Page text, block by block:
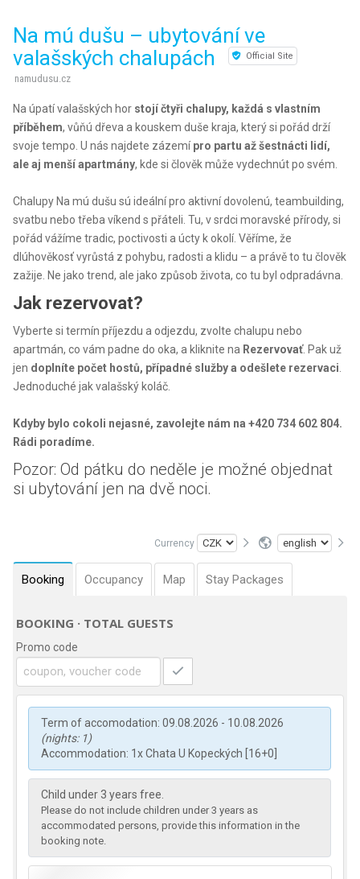
Na mú dušu – ubytování ve
valašských chalupách
Official Site
namudusu.cz
Na úpatí valašských hor stojí čtyři chalupy, každá s vlastním
příběhem, vůňú dřeva a kouskem duše kraja, který si pořád drží
svoje tempo. U nás najdete zázemípro partu až šestnácti lidí,
ale aj menší apartmány, kde si člověk může vydechnút po svém.
Chalupy Na mú dušu sú ideální pro aktivní dovolenú, teambuilding,
svatbu nebo třeba víkend s přáteli. Tu, v srdci moravské přírody, si
pořád vážíme tradic, poctivosti a úcty k okolí. Věříme, že
dlúhověkosť vyrůstá z pohybu, radosti a klidu – a právě to tu člověk
zažije. Ne jako trend, ale jako způsob života, co tu byl odpradávna.
Jak rezervovat?
Vyberte si termín příjezdu a odjezdu, zvolte chalupu nebo
apartmán, co vám padne do oka, a kliknite na Rezervovať. Pak už
jen doplníte počet hostů, případné služby a odešlete rezervaci
Jednoduché jak valašský koláč.
Kdyby bylo cokoli nejasné, zavolejte nám na +420 734 602 804.
Rádi poradíme.
Pozor: Od pátku do neděle je možné objednat
si ubytování jen na dvě noci.
Currency
Booking Occupancy Map Stay Packages
BOOKING · TOTAL GUESTS
Promo code
Term of accomodation: 09.08.2026 - 10.08.2026
(nights: 1)
Accommodation: 1x Chata U Kopeckých [16+0]
Child under 3 years free.
Please do not include children under 3 years as
accommodated persons, provide this information in the
booking note.